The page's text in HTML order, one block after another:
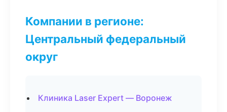
Компании в регионе:
Центральный федеральный
округ
Клиника Laser Expert — Воронеж